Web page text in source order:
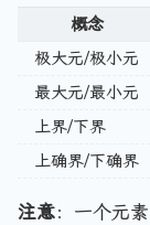
概念
极大元/极小元
最大元/最小元
上界/下界
上确界/下确界
注意：一个元